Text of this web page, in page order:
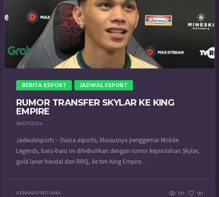
BERITA ESPORT JADWAL ESPORT
RUMOR TRANSFER SKYLAR KE KING
EMPIRE
06/07/2024
Jadwalesports – Dunia esports, khususnya penggemar Mobile
Legends, baru-baru ini dihebohkan dengan rumor kepindahan Skylar,
gold laner handal dari RRQ, ke tim King Empire...
ARKANAPRATAMA 191 90